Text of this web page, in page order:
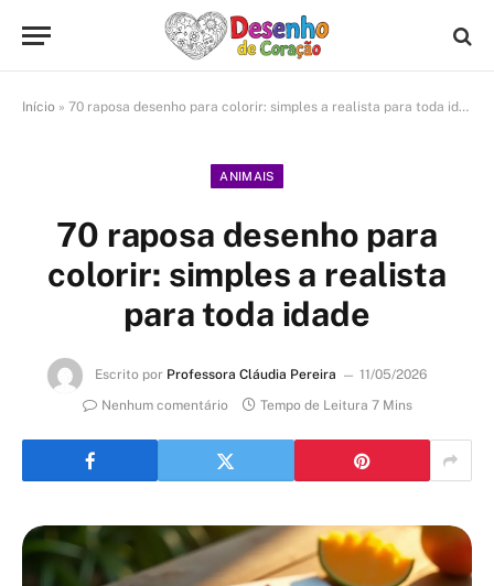
Início » 70 raposa desenho para colorir: simples a realista para toda idade
ANIMAIS
70 raposa desenho para
colorir: simples a realista
para toda idade
Escrito por Professora Cláudia Pereira
11/05/2026
Nenhum comentário
Tempo de Leitura 7 Mins